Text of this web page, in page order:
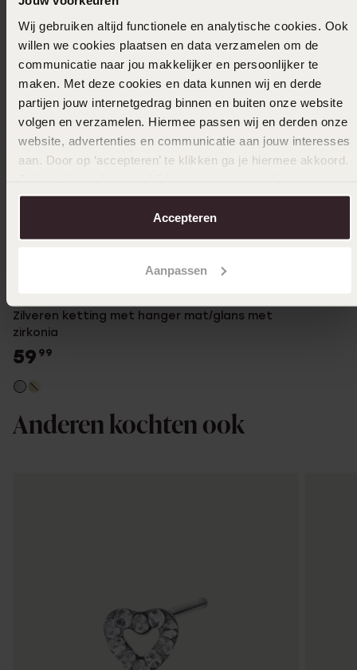
Wij gebruiken altijd functionele en analytische cookies. Ook
willen we cookies plaatsen en data verzamelen om de
communicatie naar jou makkelijker en persoonlijker te
maken. Met deze cookies en data kunnen wij en derde
partijen jouw internetgedrag binnen en buiten onze website
volgen en verzamelen. Hiermee passen wij en derden onze
website, advertenties en communicatie aan jouw interesses
aan. Door op ‘accepteren’ te klikken ga je hiermee akkoord.
over in onscookiebeleid.
Accepteren
Aanpassen
Zilveren ketting met hanger mat/glans met
zirkonia
59 99
Nieuw
Anderen kochten ook